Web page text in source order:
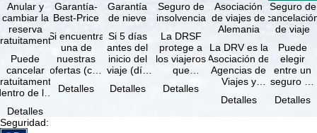
Anular y
cambiar la
reserva
Puede
cancelar
de los
a
reserva, …
Detalles
Garantía-
Best-Price
Si encuentra
una de
nuestras
ofertas (con
prestaciones
Detalles
Garantía
de nieve
Si 5 días
antes del
inicio del
viaje (día
ninguna de
Detalles
Seguro de
insolvencia
La DRSF
protege a
los viajeros
que
viaje
Detalles
Asociación
de viajes de
Alemania
La DRV es la
Asociación de
Agencias de
Viajes y
más grande
Detalles
Seguro de
de viaje
Puede
elegir
entre un
seguro de
de viaje
Detalles
Seguridad: